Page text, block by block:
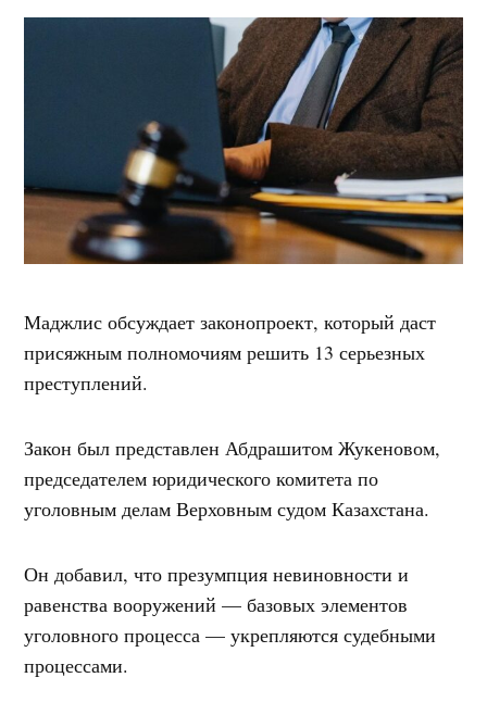
Маджлис обсуждает законопроект, который даст
присяжным полномочиям решить 13 серьезных
преступлений.
Закон был представлен Абдрашитом Жукеновом,
председателем юридического комитета по
уголовным делам Верховным судом Казахстана.
Он добавил, что презумпция невиновности и
равенства вооружений — базовых элементов
уголовного процесса — укрепляются судебными
процессами.